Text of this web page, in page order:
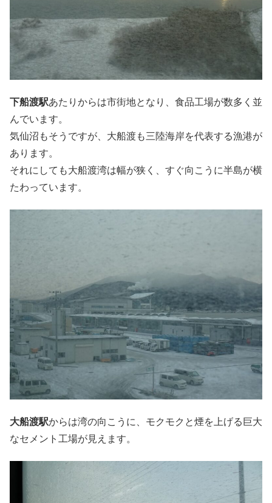
下船渡駅あたりからは市街地となり、食品工場が数多く並
んでいます。
気仙沼もそうですが、大船渡も三陸海岸を代表する漁港が
あります。
それにしても大船渡湾は幅が狭く、すぐ向こうに半島が横
たわっています。
大船渡駅からは湾の向こうに、モクモクと煙を上げる巨大
なセメント工場が見えます。